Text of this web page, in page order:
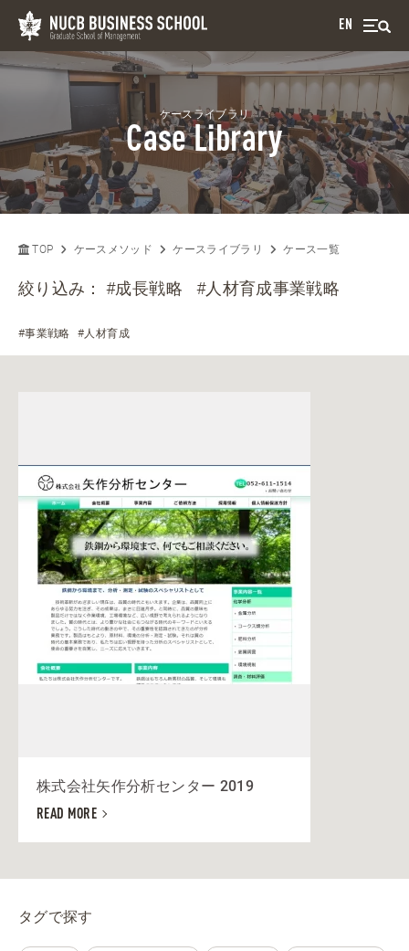
EN
ケースライブラリ
Case Library
TOP ケースメソッド ケースライブラリ ケース一覧
絞り込み：#成長戦略 #人材育成事業戦略
#事業戦略 #人材育成
株式会社矢作分析センター 2019
READ MORE
タグで探す